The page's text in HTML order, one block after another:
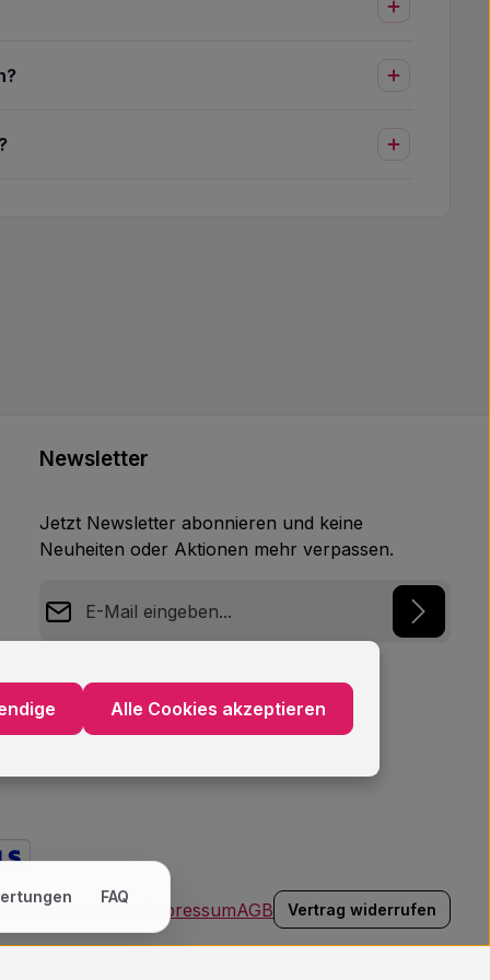
Newsletter
Jetzt Newsletter abonnieren und keine
Neuheiten oder Aktionen mehr verpassen.
Ich habe dieDatenschutzbestimmungen
Kenntnis genommen und die
gelesen und
Datenschutz ImpressumAGB Vertrag widerrufen
Alle Cookies akzeptieren
FAQ